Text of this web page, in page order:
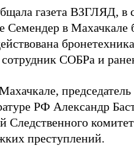
газета ВЗГЛЯД, в
Семендер в Махачкале
СОБРа и
РФ Александр
Следственного
преступлений.